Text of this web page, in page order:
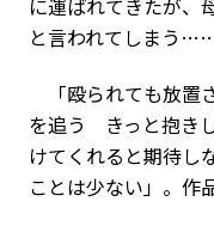
に運ばれてきたが、
と言われてしまう……
「殴られても放置
を追う きっと抱き
けてくれると期待
ことは少ない」。作